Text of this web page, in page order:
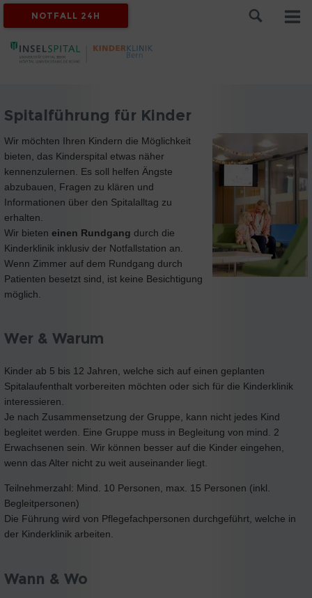
NOTFALL 24H
Spitalführung für Kinder
Wir möchten Ihren Kindern die Möglichkeit
bieten, das Kinderspital etwas näher
kennenzulernen. Es soll helfen Ängste
abzubauen, Fragen zu klären und
Informationen über den Spitalalltag zu
erhalten.
Wir bieten einen Rundgang durch die
Kinderklinik inklusiv der Notfallstation an.
Wenn Zimmer auf dem Rundgang durch
Patienten besetzt sind, ist keine Besichtigung
möglich.
Wer & Warum
Kinder ab 5 bis 12 Jahren, welche sich auf einen geplanten
Spitalaufenthalt vorbereiten möchten oder sich für die Kinderklinik
interessieren.
Je nach Zusammensetzung der Gruppe, kann nicht jedes Kind
begleitet werden. Eine Gruppe muss in Begleitung von mind. 2
Erwachsenen sein. Wir können besser auf die Kinder eingehen,
wenn das Alter nicht zu weit auseinander liegt.
Teilnehmerzahl: Mind. 10 Personen, max. 15 Personen (inkl.
Begleitpersonen)
Die Führung wird von Pflegefachpersonen durchgeführt, welche in
der Kinderklinik arbeiten.
Wann & Wo